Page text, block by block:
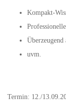
Kompakt-
Überzeugend
uvm.
Termin: 12./